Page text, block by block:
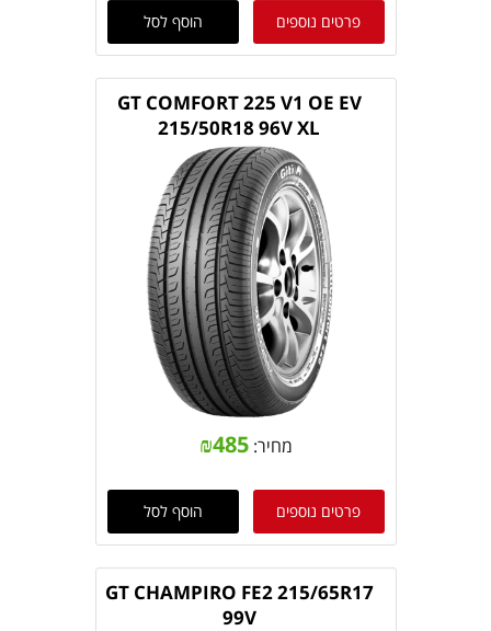
פרטים נוספים הוסף לסל
GT COMFORT 225 V1 OE EV
215/50R18 96V XL
מחיר: ₪485
פרטים נוספים הוסף לסל
GT CHAMPIRO FE2 215/65R17
99V